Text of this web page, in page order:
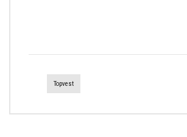
Topvest